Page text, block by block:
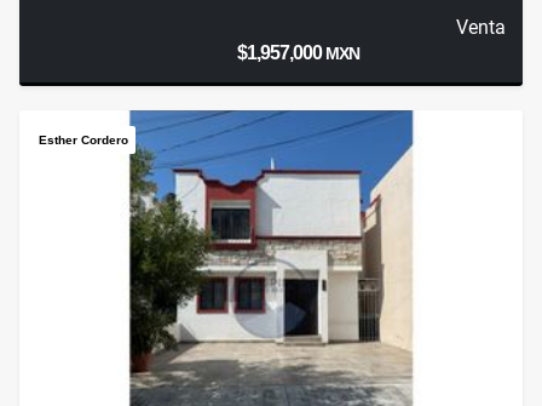
Venta
$1,957,000MXN
Esther Cordero